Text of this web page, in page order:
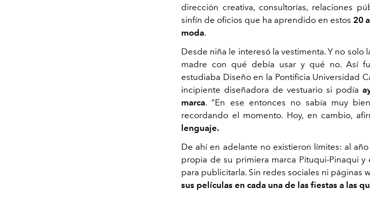
dirección creativa, consultorías, relaciones
sinfín de oficios que ha aprendido en estos 20
moda.
Desde niña le interesó la vestimenta. Y no solo
madre con qué debía usar y qué no. Así
estudiaba Diseño en la Pontificia Universidad
incipiente diseñadora de vestuario si podía
marca. “En ese entonces no sabía muy
recordando el momento. Hoy, en cambio,
lenguaje.
De ahí en adelante no existieron límites: al
propia de su primiera marca Pituqui-Pinaqui y
para publicitarla. Sin redes sociales ni páginas
sus películas en cada una de las fiestas a las